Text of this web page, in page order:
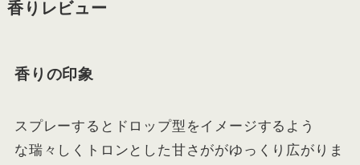
香りレビュー
香りの印象
スプレーするとドロップ型をイメージするよう
な瑞々しくトロンとした甘さががゆっくり広がりま